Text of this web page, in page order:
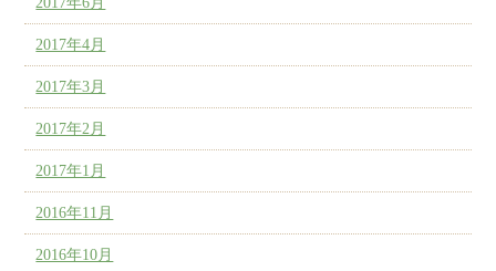
2017年4月
2017年3月
2017年2月
2017年1月
2016年11月
2016年10月